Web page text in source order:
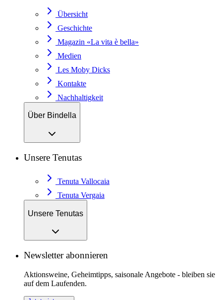
Übersicht
Geschichte
Magazin «La vita è bella»
Medien
Les Moby Dicks
Kontakte
Nachhaltigkeit
Über Bindella
Unsere Tenutas
Tenuta Vallocaia
Tenuta Vergaia
Unsere Tenutas
Newsletter abonnieren
Aktionsweine, Geheimtipps, saisonale Angebote - bleiben sie
auf dem Laufenden.